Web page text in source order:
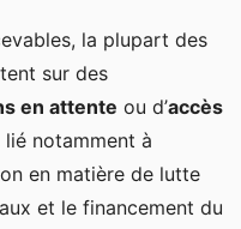
la plupart des
sur des
en attente ou d’accès
lié notamment à
en matière de lutte
et le financement du